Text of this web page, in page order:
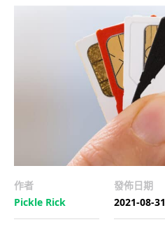
作者
Pickle Rick
發佈日期
2021-08-31